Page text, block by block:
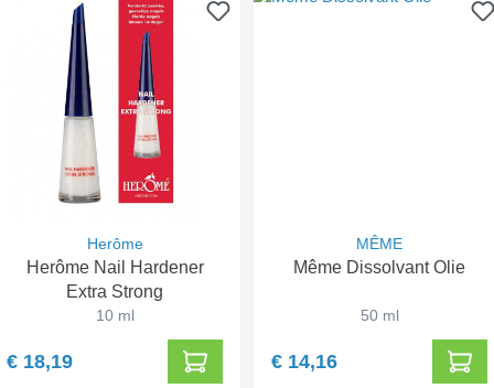
Herôme
Herôme Nail Hardener
Extra Strong
10 ml
€ 18,19
MÊME
Même Dissolvant Olie
50 ml
€ 14,16